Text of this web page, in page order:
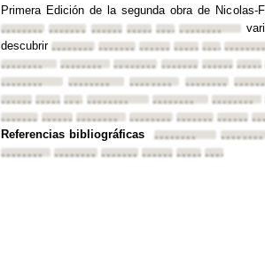
Primera Edición de la segunda obra de Nicolas-
•••••••• ••••••••••••••••••••••••••••••••••••••••
descubrir •••••••• ••••••••••••••••••••••••••••••••
••••••••
•••••••• •••••••• ••••••••••••••••
••••••••
•••••••• •••••••• ••••••••
•••••••••••••••••••••••••••••••• •••••••• ••••••••
•••••••••••••••••••••••• •••••••• ••••••••••••••••
Referencias bibliográficas •••••••• ••••••••
••••••••
•••••••• ••••••••••••••••••••••••••••••••